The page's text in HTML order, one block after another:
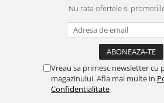
Nu rata ofertele si
Vreau sa primesc newsletter cu
magazinului. Afla mai multe in
Confidentialitate